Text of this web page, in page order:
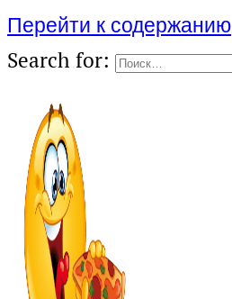
Перейти к содержанию
Search for: